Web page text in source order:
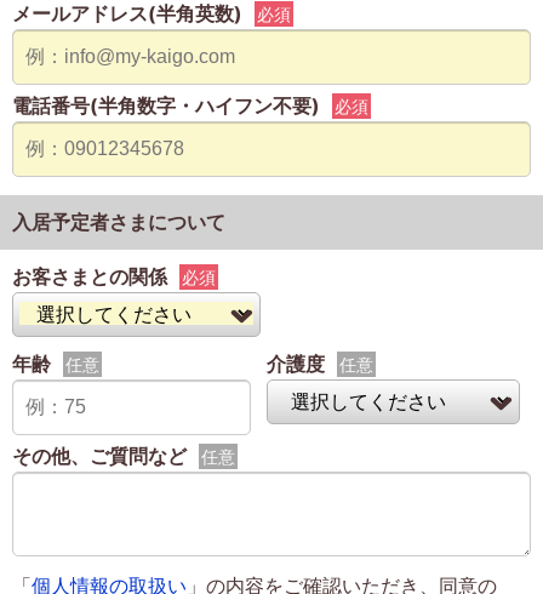
メールアドレス(半角英数) 必須
電話番号(半角数字・ハイフン不要) 必須
入居予定者さまについて
お客さまとの関係 必須
年齢 任意 介護度 任意
その他、ご質問など 任意
「個人情報の取扱い 」の内容をご確認いただき、同意の